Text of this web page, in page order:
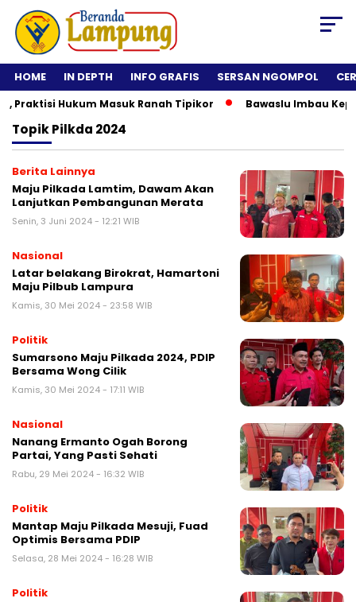
HOME IN DEPTH INFO GRAFIS SERSAN NGOMPOL
Hukum Masuk Ranah Tipikor Bawaslu Imbau Kepala
TopikPilkda 2024
Berita Lainnya
Maju Pilkada Lamtim, Dawam Akan
Lanjutkan Pembangunan Merata
Senin, 3 Juni 2024 - 12:21 WIB
Nasional
Latar belakang Birokrat, Hamartoni
Maju Pilbub Lampura
Kamis, 30 Mei 2024 - 23:58 WIB
Politik
Sumarsono Maju Pilkada 2024, PDIP
Bersama Wong Cilik
Kamis, 30 Mei 2024 - 17:11 WIB
Nasional
Nanang Ermanto Ogah Borong
Partai, Yang Pasti Sehati
Rabu, 29 Mei 2024 - 16:32 WIB
Politik
Mantap Maju Pilkada Mesuji, Fuad
Optimis Bersama PDIP
Selasa, 28 Mei 2024 - 16:28 WIB
Politik